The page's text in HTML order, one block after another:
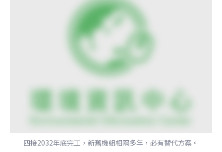
四接2032年底完工，新舊機組相隔多年，必有替代方案。